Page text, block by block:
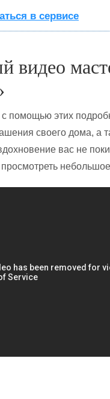
в сервисе
видео
помощью этих
своего дома, а
вас не